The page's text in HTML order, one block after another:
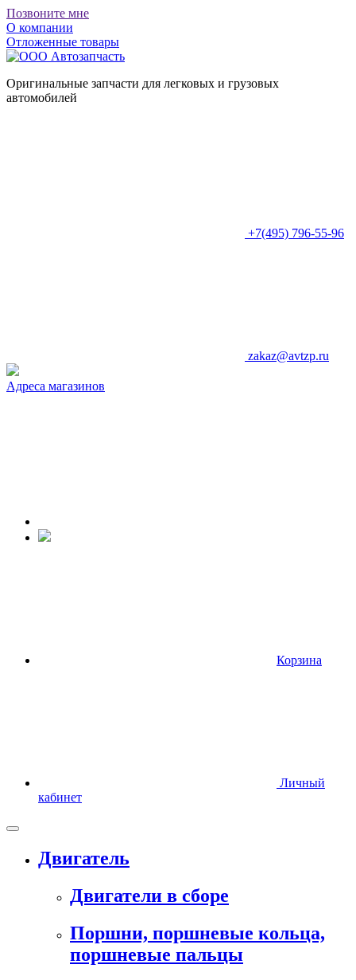
Позвоните мне
О компании
Отложенные товары
Оригинальные запчасти для легковых и грузовых
автомобилей
+7(495) 796-55-96
zakaz@avtzp.ru
Адреса магазинов
Корзина
Личный
кабинет
Двигатель
Двигатели в сборе
Поршни, поршневые кольца,
поршневые пальцы